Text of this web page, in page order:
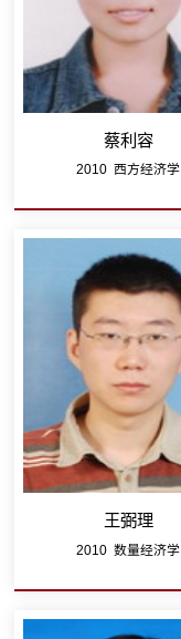
蔡利容
2010 西方经济学
王弼理
2010 数量经济学